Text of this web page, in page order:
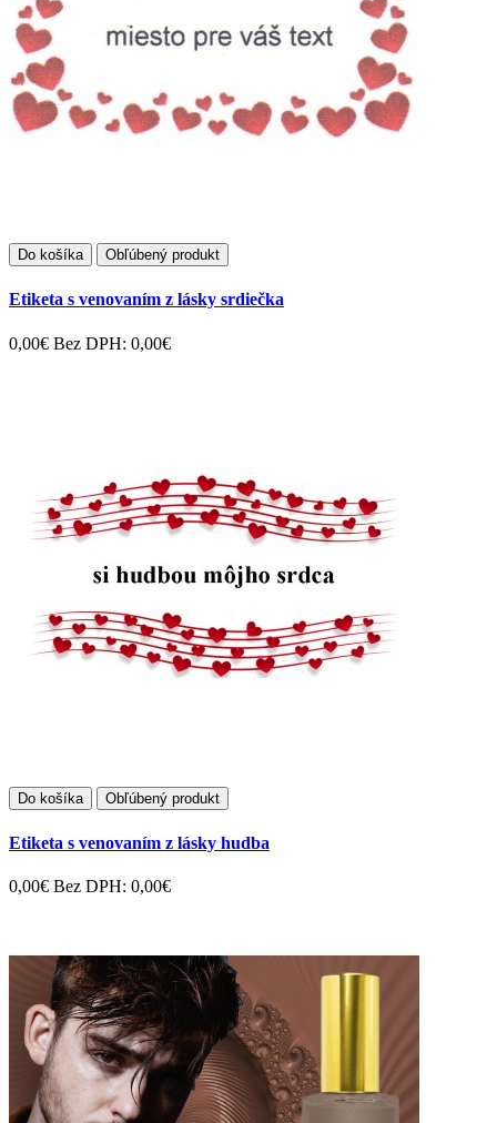
Do košíka Obľúbený produkt
Etiketa s venovaním z lásky srdiečka
0,00€ Bez DPH: 0,00€
Do košíka Obľúbený produkt
Etiketa s venovaním z lásky hudba
0,00€ Bez DPH: 0,00€